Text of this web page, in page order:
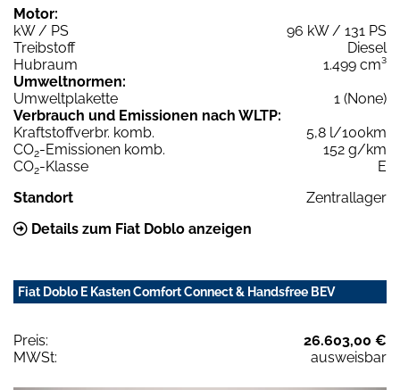
Motor:
kW / PS
96 kW / 131 PS
Treibstoff
Diesel
Hubraum
1.499 cm³
Umweltnormen:
Umweltplakette
1 (None)
Verbrauch und Emissionen nach WLTP:
Kraftstoffverbr. komb.
5,8 l/100km
CO2-Emissionen komb.
152 g/km
CO2-Klasse
E
Standort
Zentrallager
Details zum Fiat Doblo anzeigen
Fiat Doblo E Kasten Comfort Connect & Handsfree BEV
Preis:
26.603,00 €
MWSt:
ausweisbar